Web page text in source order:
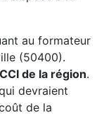
au formateur
(50400).
de la région.
devraient
de la